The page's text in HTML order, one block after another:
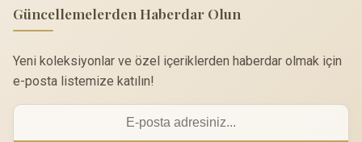
Güncellemelerden Haberdar Olun
Yeni koleksiyonlar ve özel içeriklerden haberdar olmak için
e-posta listemize katılın!